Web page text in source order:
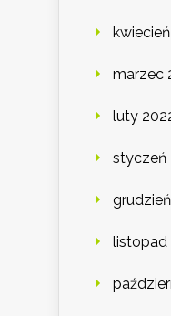
marzec
luty
styczeń
listopad